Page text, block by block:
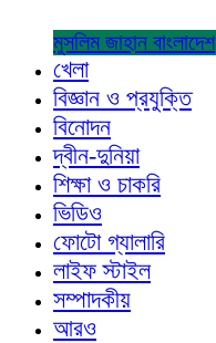
মুসলিম জাহান বাংলাদেশ
খেলা
বিজ্ঞান ও প্রযুক্তি
বিনোদন
দ্বীন-দুনিয়া
শিক্ষা ও চাকরি
ভিডিও
ফোটো গ্যালারি
লাইফ স্টাইল
সম্পাদকীয়
আরও